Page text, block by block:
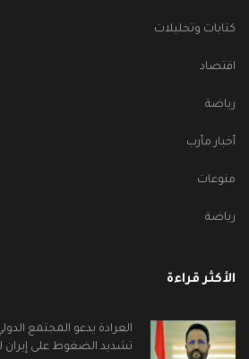
كتابات وتحليلات
اقتصاد
رياضة
أخبار مأرب
منوعات
رياضة
الأكثر قراءة
العرادة يدعو المجتمع
تشديد الضغوط على إيران